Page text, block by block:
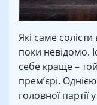
Які саме
поки невідомо.
себе краще –
прем’єрі.
головної